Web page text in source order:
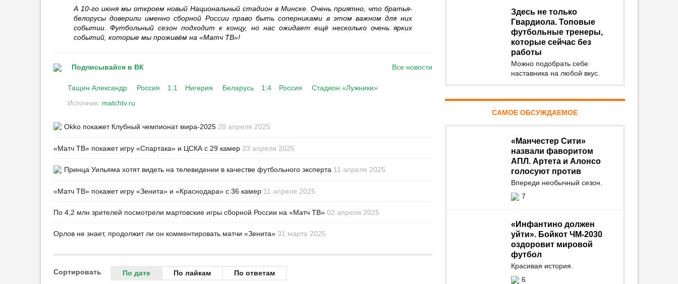
старте сезона выглядит по-
детски»
1
Голкипером КАМАЗа
23:58
назвал негативом для команды
«Арсенал» может
провала с Винисиусом
«Тоттенхэм» нацелился на
23:17
Григорян: «Дзюба может
нарушить „кухню“ любого клуба»
23:04
Здесь не только
Гвардиола. Топовые
футбольные тренеры,
которые сейчас без
работы
Можно подобрать себе
наставника на любой вкус.
САМОЕ ОБСУЖДАЕМОЕ
«Манчестер Сити»
назвали фаворитом
АПЛ. Артета и Алонсо
голосуют против
Впереди необычный сезон.
7
«Инфантино должен
уйти». Бойкот ЧМ-2030
оздоровит мировой
футбол
Красивая история.
6
А 10-го июня мы откроем новый Национальный стадион в Минске. Очень приятно, что братья-
белорусы доверили именно сборной России право быть соперниками в этом важном для них
событии. Футбольный сезон подходит к концу, но нас ожидает ещё несколько очень ярких
событий, которые мы проживём на «Матч ТВ»!
Подписывайся в ВК Все новости
Тащин Александр Россия 1:1 Нигерия Беларусь 1:4 Россия
Стадион «Лужники»
Источник: matchtv.ru
Okko покажет Клубный чемпионат мира-2025 28 апреля 2025
«Матч ТВ» покажет игру «Спартака» и ЦСКА с 29 камер 23 апреля 2025
Принца Уильяма хотят видеть на телевидении в качестве футбольного эксперта 11 апреля 2025
«Матч ТВ» покажет игру «Зенита» и «Краснодара» с 36 камер 11 апреля 2025
По 4,2 млн зрителей посмотрели мартовские игры сборной России на «Матч ТВ» 02 апреля 2025
Орлов не знает, продолжит ли он комментировать матчи «Зенита» 31 марта 2025
Сортировать По дате По лайкам По ответам